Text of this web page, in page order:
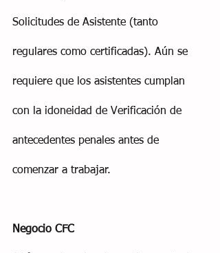
Solicitudes de Asistente (tanto
regulares como certificadas). Aún se
requiere que los asistentes cumplan
con la idoneidad de Verificación de
antecedentes penales antes de
comenzar a trabajar.
Negocio CFC